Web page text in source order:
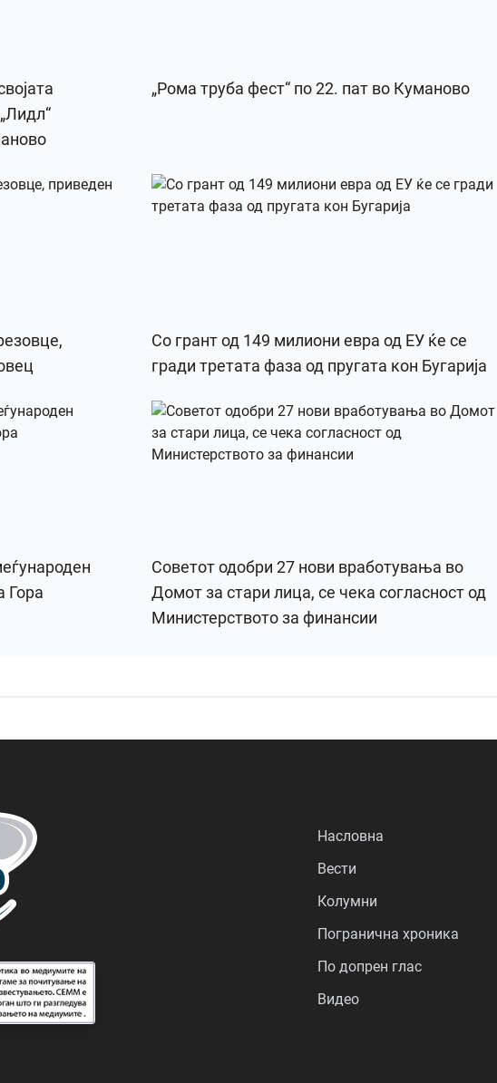
„Рома труба фест“ по 22. пат во Куманово
Со грант од 149 милиони евра од ЕУ ќе се
гради третата фаза од пругата кон Бугарија
Гора
Советот одобри 27 нови вработувања во
Домот за стари лица, се чека согласност од
Министерството за финансии
Насловна
Вести
Колумни
Погранична хроника
По допрен глас
Видео